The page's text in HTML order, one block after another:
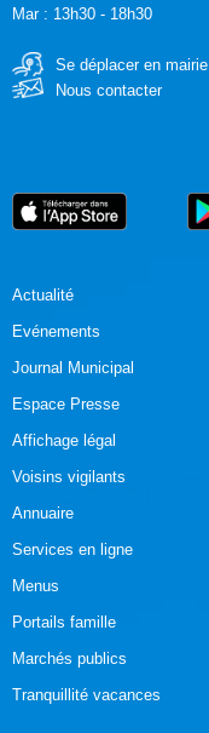
Mar : 13h30 - 18h30
Se déplacer en mairie
Nous contacter
Actualité
Evénements
Journal Municipal
Espace Presse
Affichage légal
Voisins vigilants
Annuaire
Services en ligne
Menus
Portails famille
Marchés publics
Tranquillité vacances